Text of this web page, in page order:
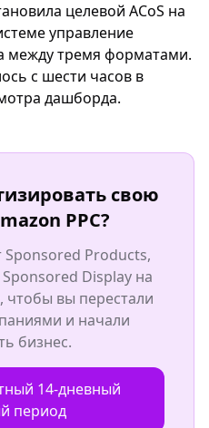
целевой ACoS на
управление
между тремя форматами.
с шести часов в
дашборда.
свою
PPC?
Sponsored Products,
Display на
чтобы вы перестали
и начали
бизнес.
14-дневный
период